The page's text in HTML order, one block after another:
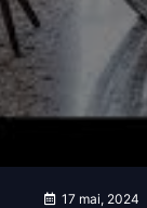
17 mai, 2024